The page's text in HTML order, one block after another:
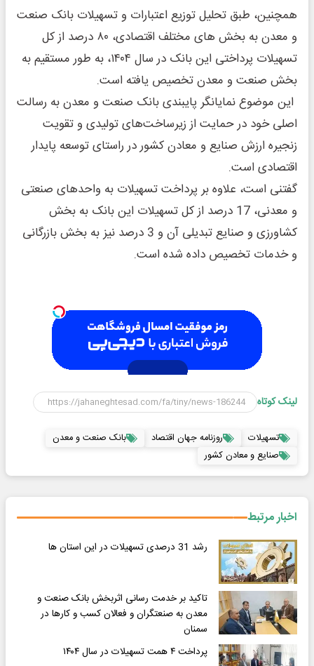
همچنین، طبق تحلیل توزیع اعتبارات و تسهیلات بانک صنعت
و معدن به بخش های مختلف اقتصادی، ۸۰ درصد از کل
تسهیلات پرداختی این بانک در سال ۱۴۰۴، به طور مستقیم به
بخش صنعت و معدن تخصیص یافته است.
این موضوع نمایانگر پایبندی بانک صنعت و معدن به رسالت
اصلی خود در حمایت از زیرساخت‌های تولیدی و تقویت
زنجیره ارزش صنایع و معادن کشور در راستای توسعه پایدار
اقتصادی است.
گفتنی است، علاوه بر پرداخت تسهیلات به واحدهای صنعتی
و معدنی، 17 درصد از کل تسهیلات این بانک به بخش
کشاورزی و صنایع تبدیلی آن و 3 درصد نیز به بخش بازرگانی
و خدمات تخصیص داده شده است.
لینک کوتاه
تسهیلات روزنامه جهان اقتصاد
بانک صنعت و معدن
صنایع و معادن کشور
اخبار مرتبط
رشد 31 درصدی تسهیلات در این استان ها
تاکید بر خدمت ‌رسانی اثربخش بانک صنعت و
معدن به صنعتگران و فعالان کسب و کارها در
سمنان
پرداخت ۴ همت تسهیلات در سال ۱۴۰۴